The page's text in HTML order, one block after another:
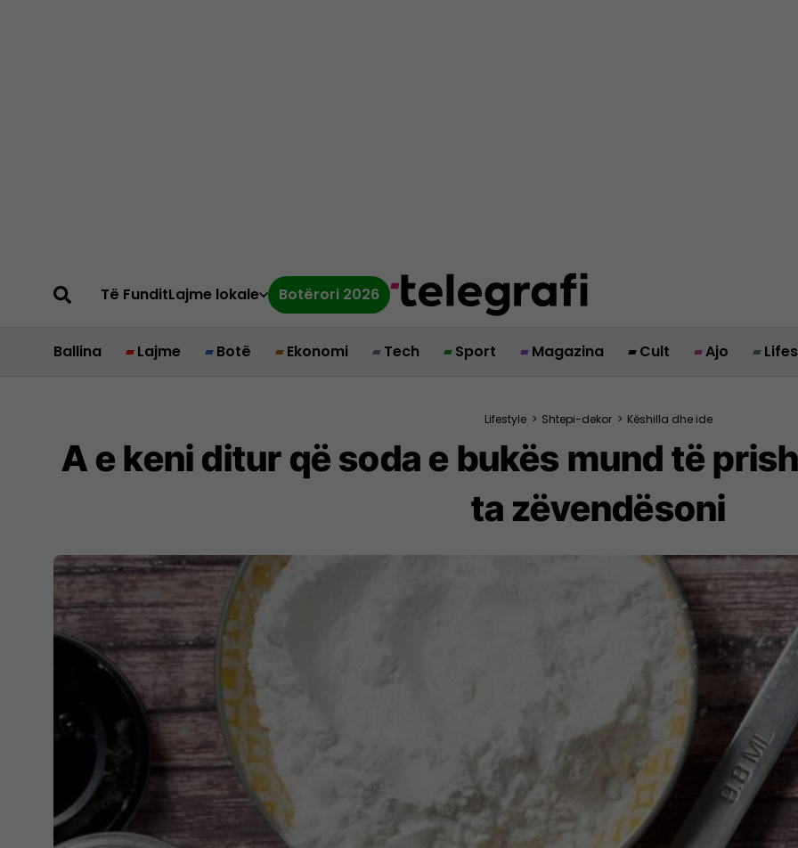
Të FunditLajme lokale Botërori 2026
Ballina Lajme Botë Ekonomi Tech Sport Magazina Cult Ajo
Lifestyle > Shtepi-dekor > Këshilla dhe ide
A e keni ditur që soda e bukës mund të
ta zëvendësoni